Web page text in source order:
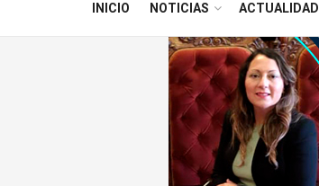
INICIO NOTICIAS ACTUALIDAD